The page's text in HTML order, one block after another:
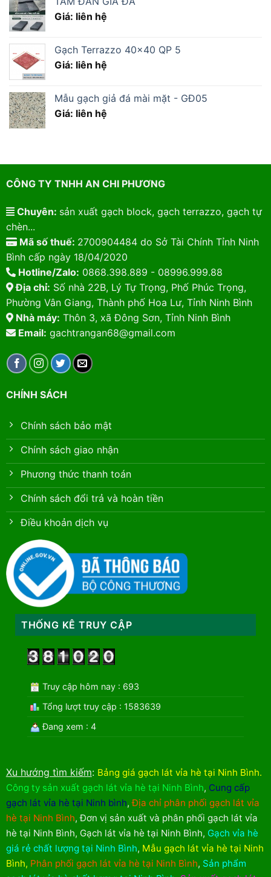
Giá: liên hệ
Gạch Terrazzo 40×40 QP 5
Giá: liên hệ
Mẫu gạch giả đá mài mặt - GĐ05
Giá: liên hệ
CÔNG TY TNHH AN CHI PHƯƠNG
Chuyên: sản xuất gạch block, gạch terrazzo, gạch tự
chèn...
Mã số thuế: 2700904484 do Sở Tài Chính Tỉnh Ninh
Bình cấp ngày 18/04/2020
Hotline/Zalo: 0868.398.889 - 08996.999.88
Địa chỉ: Số nhà 22B, Lý Tự Trọng, Phố Phúc Trọng,
Phường Vân Giang, Thành phố Hoa Lư, Tỉnh Ninh Bình
Nhà máy: Thôn 3, xã Đông Sơn, Tỉnh Ninh Bình
Email: gachtrangan68@gmail.com
CHÍNH SÁCH
Chính sách bảo mật
Chính sách giao nhận
Phương thức thanh toán
Chính sách đổi trả và hoàn tiền
Điều khoản dịch vụ
THỐNG KÊ TRUY CẬP
Truy cập hôm nay : 693
Tổng lượt truy cập : 1583639
Đang xem : 4
Xu hướng tìm kiếm: Bảng giá gạch lát vỉa hè tại Ninh Bình.
Công ty sản xuất gạch lát vỉa hè tại Ninh Bình, Cung cấp
gạch lát vỉa hè tại Ninh bình,Địa chỉ phân phối gạch lát vỉa
hè tại Ninh Bình,Đơn vị sản xuất và phân phối gạch lát vỉa
hè tại Ninh Bình, Gạch lát vỉa hè tại Ninh Bình, Gạch vỉa hè
giá rẻ chất lượng tại Ninh Bình, Mẫu gạch lát vỉa hè tại Ninh
Bình, Phân phối gạch lát vỉa hè tại Ninh Bình, Sản phẩm